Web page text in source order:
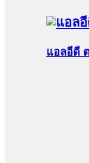
แอลอีดี